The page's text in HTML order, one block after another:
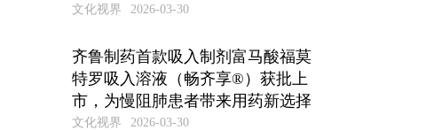
文化视界 2026-03-30
齐鲁制药首款吸入制剂富马酸福莫
特罗吸入溶液（畅齐享®）获批上
市，为慢阻肺患者带来用药新选择
文化视界 2026-03-30